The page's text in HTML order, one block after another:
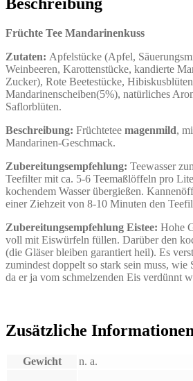
Früchte Tee Mandarinenkuss
Zutaten: Apfelstücke (Apfel,
Weinbeeren, Karottenstücke, kandierte
Zucker), Rote Beetestücke,
Mandarinenscheiben(5%), natürliches
Saflorblüten.
Beschreibung: Früchtetee magenmild,
Mandarinen-Geschmack.
Zubereitungsempfehlung: Teewasser
Teefilter mit ca. 5-6 Teemaßlöffeln pro
kochendem Wasser übergießen.
einer Ziehzeit von 8-10 Minuten den
Zubereitungsempfehlung Eistee: Hohe
voll mit Eiswürfeln füllen. Darüber den
(die Gläser bleiben garantiert heil). Es
zumindest doppelt so stark sein muss, wie
da er ja vom schmelzenden Eis verdünnt
Zusätzliche Informationen
Gewicht n. a.